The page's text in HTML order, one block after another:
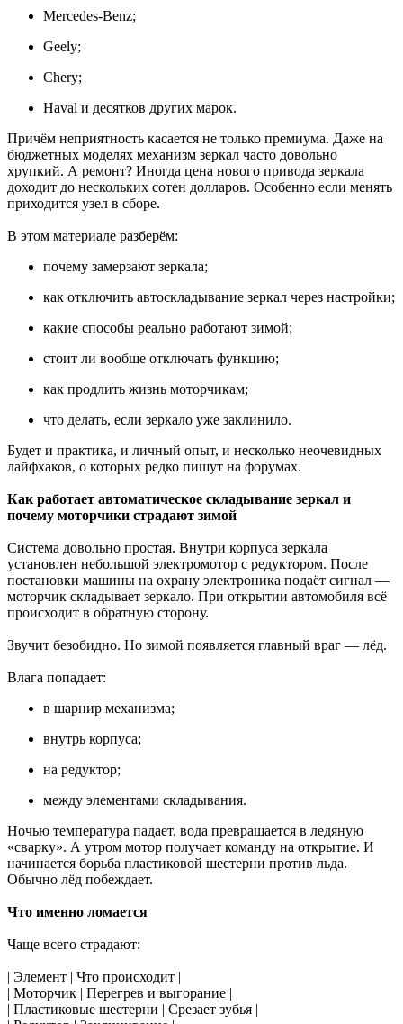
Mercedes-Benz;
Geely;
Chery;
Haval и десятков других марок.
Причём неприятность касается не только премиума. Даже на
бюджетных моделях механизм зеркал часто довольно
хрупкий. А ремонт? Иногда цена нового привода зеркала
доходит до нескольких сотен долларов. Особенно если менять
приходится узел в сборе.
В этом материале разберём:
почему замерзают зеркала;
как отключить автоскладывание зеркал через настройки;
какие способы реально работают зимой;
стоит ли вообще отключать функцию;
как продлить жизнь моторчикам;
что делать, если зеркало уже заклинило.
Будет и практика, и личный опыт, и несколько неочевидных
лайфхаков, о которых редко пишут на форумах.
Как работает автоматическое складывание зеркал и
почему моторчики страдают зимой
Система довольно простая. Внутри корпуса зеркала
установлен небольшой электромотор с редуктором. После
постановки машины на охрану электроника подаёт сигнал —
моторчик складывает зеркало. При открытии автомобиля всё
происходит в обратную сторону.
Звучит безобидно. Но зимой появляется главный враг — лёд.
Влага попадает:
в шарнир механизма;
внутрь корпуса;
на редуктор;
между элементами складывания.
Ночью температура падает, вода превращается в ледяную
«сварку». А утром мотор получает команду на открытие. И
начинается борьба пластиковой шестерни против льда.
Обычно лёд побеждает.
Что именно ломается
Чаще всего страдают:
| Элемент | Что происходит |
| Моторчик | Перегрев и выгорание |
| Пластиковые шестерни | Срезает зубья |